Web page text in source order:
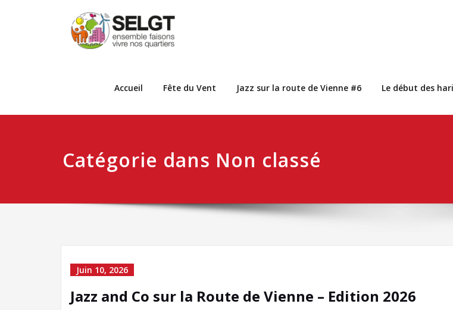
Accueil Fête du Vent Jazz sur la route de Vienne #6 Le début des
Catégorie dans Non classé
Juin 10, 2026
Jazz and Co sur la Route de Vienne – Edition 2026